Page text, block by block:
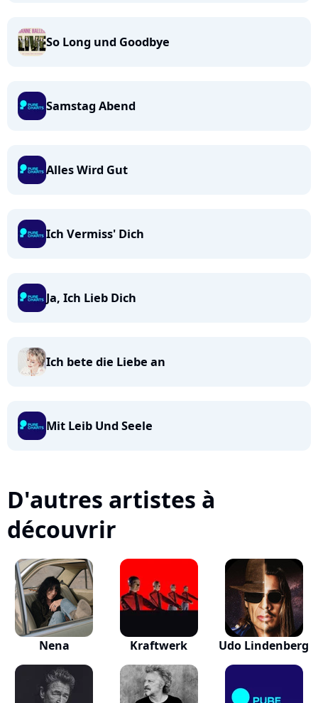
So Long und Goodbye
Samstag Abend
Alles Wird Gut
Ich Vermiss' Dich
Ja, Ich Lieb Dich
Ich bete die Liebe an
Mit Leib Und Seele
D'autres artistes à
découvrir
Nena Kraftwerk Udo Lindenberg